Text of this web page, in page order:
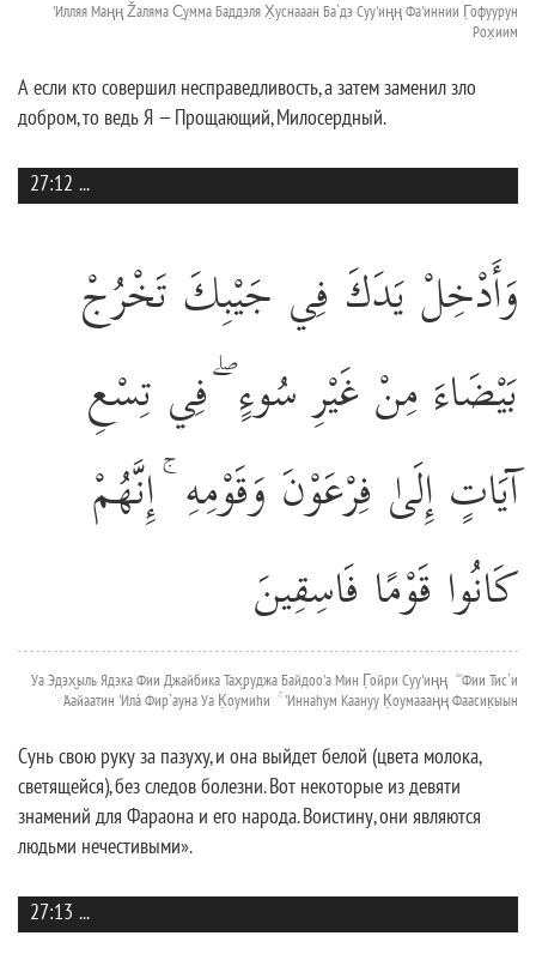
'Илляя Маңң Žаляма С̱умма Баддэля Х̣уснааан Ба`дэ Суу'иңң Фа'иннии Г̣офуурун
Рох̣иим
А если кто совершил несправедливость, а затем заменил зло
добром, то ведь Я — Прощающий, Милосердный.
27:12 ...
وَأَدْخِلْ يَدَكَ فِي جَيْبِكَ تَخْرُجْ
بَيْضَاءَ مِنْ غَيْرِ سُوءٍ ۖ فِي تِسْعِ
آيَاتٍ إِلَىٰ فِرْعَوْنَ وَقَوْمِهِ ۚ إِنَّهُمْ
كَانُوا قَوْمًا فَاسِقِينَ
Уа Эдэх̮ыль Ядэка Фии Джайбика Тах̮руджа Байдоо'а Мин Г̣ойри Суу'иңң ۖ Фии Тис`и
'Аайаатин 'Илá Фир`ауна Уа К̣оумиhи ۚ 'Иннаhум Каануу К̣оумаааңң Фаасик̣ыын
Сунь свою руку за пазуху, и она выйдет белой (цвета молока,
светящейся), без следов болезни. Вот некоторые из девяти
знамений для Фараона и его народа. Воистину, они являются
людьми нечестивыми».
27:13 ...